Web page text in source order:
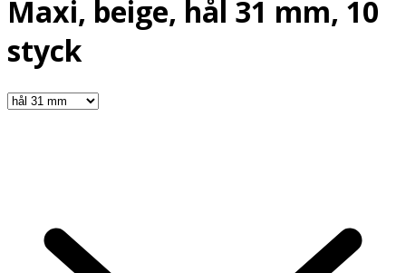
Maxi, beige, hål 31 mm, 10
styck